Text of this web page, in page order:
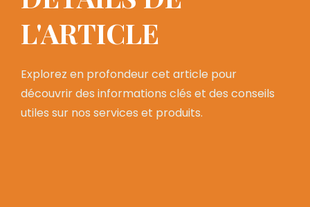
L'ARTICLE
Explorez en profondeur cet article pour
découvrir des informations clés et des conseils
utiles sur nos services et produits.